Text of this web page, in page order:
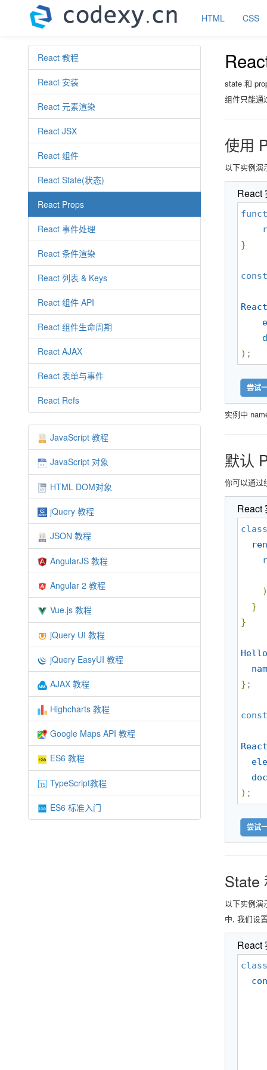
HTML CSS
React 教程
React 安装
React 元素渲染
React JSX
React 组件
React State(状态)
React Props
React 事件处理
React 条件渲染
React 列表 & Keys
React 组件 API
React 组件生命周期
React AJAX
React 表单与事件
React Refs
JavaScript 教程
JavaScript 对象
HTML DOM对象
jQuery 教程
JSON 教程
AngularJS 教程
Angular 2 教程
Vue.js 教程
jQuery UI 教程
jQuery EasyUI 教程
AJAX 教程
Highcharts 教程
Google Maps API 教程
ES6 教程
TypeScript教程
ES6 标准入门
state 和
组件只能通
使用
以下实例演
React
}
const
) ;
尝试
实例中
默认
你可以通过
React
class
)
}
}
} ;
const
) ;
尝试
State
以下实例演
中, 我们设
React
class